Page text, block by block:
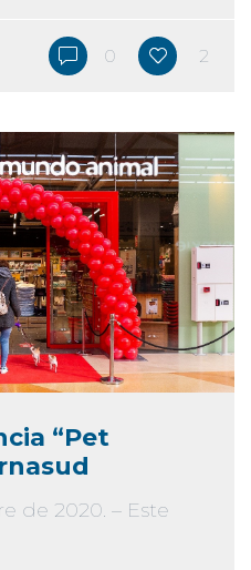
0 2
“Pet
de 2020. – Este